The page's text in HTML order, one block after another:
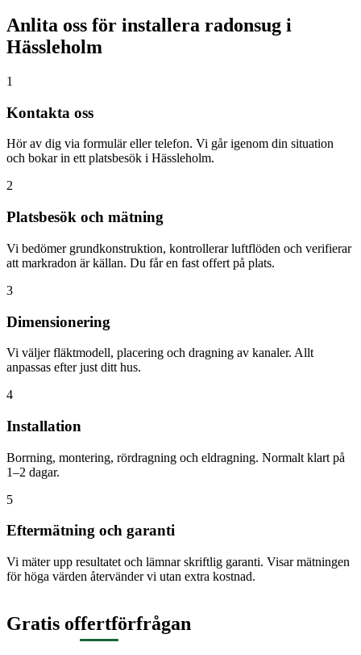
Anlita oss för installera radonsug i
Hässleholm
1
Kontakta oss
Hör av dig via formulär eller telefon. Vi går igenom din situation
och bokar in ett platsbesök i Hässleholm.
2
Platsbesök och mätning
Vi bedömer grundkonstruktion, kontrollerar luftflöden och verifierar
att markradon är källan. Du får en fast offert på plats.
3
Dimensionering
Vi väljer fläktmodell, placering och dragning av kanaler. Allt
anpassas efter just ditt hus.
4
Installation
Borrning, montering, rördragning och eldragning. Normalt klart på
1–2 dagar.
5
Eftermätning och garanti
Vi mäter upp resultatet och lämnar skriftlig garanti. Visar mätningen
för höga värden återvänder vi utan extra kostnad.
Gratis offertförfrågan